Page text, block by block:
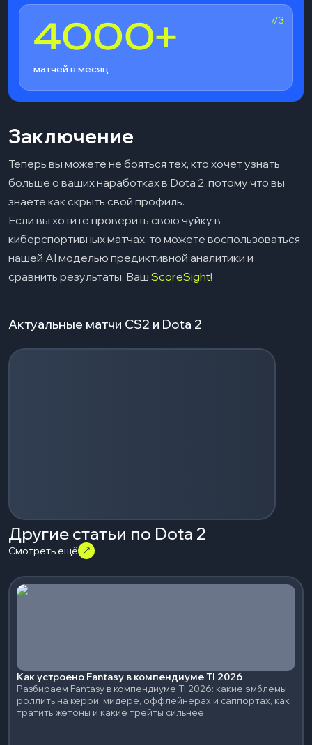
//3
4000+
матчей в месяц
Заключение
Теперь вы можете не бояться тех, кто хочет узнать
больше о ваших наработках в Dota 2, потому что вы
знаете как скрыть свой профиль.
Если вы хотите проверить свою чуйку в
киберспортивных матчах, то можете воспользоваться
нашей AI моделью предиктивной аналитики и
сравнить результаты. Ваш ScoreSight!
Актуальные матчи CS2 и Dota 2
Загрузка событий...
Другие статьи по Dota 2
Смотреть ещё
Как устроено Fantasy в компендиуме TI 2026
Разбираем Fantasy в компендиуме TI 2026: какие эмблемы
роллить на керри, мидере, оффлейнерах и саппортах, как
тратить жетоны и какие трейты сильнее.